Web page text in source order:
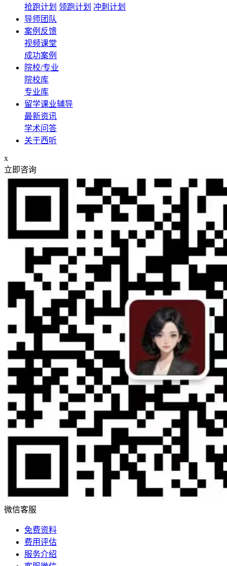
抢跑计划 领跑计划 冲刺计划
导师团队
案例反馈
视频课堂
成功案例
院校/专业
院校库
专业库
留学课业辅导
最新资讯
学术问答
关于西听
x
立即咨询
微信客服
免费资料
费用评估
服务介绍